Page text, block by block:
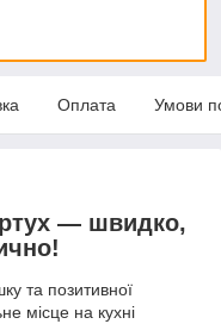
Оплата Умови
— швидко,
та позитивної
місце на кухні